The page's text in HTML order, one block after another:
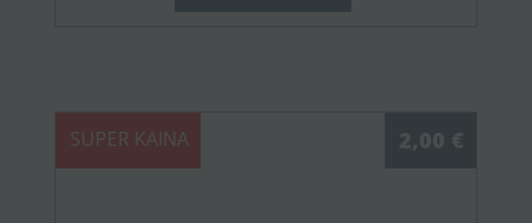
SUPER KAINA 2,00 €